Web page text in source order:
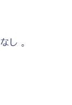
なし 。